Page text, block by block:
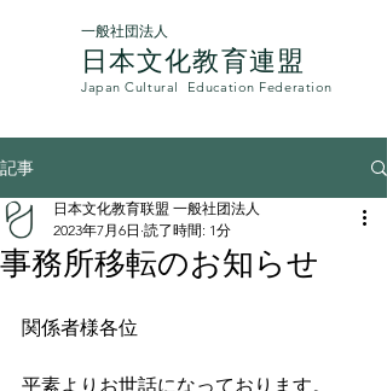
Japan Cultural Education Federation
一般社団法人
日本文化教育連盟​
記事
事務所移転のお知らせ
日本文化教育联盟 一般社团法人
2023年7月6日 読了時間: 1分
関係者様各位
平素よりお世話になっております。